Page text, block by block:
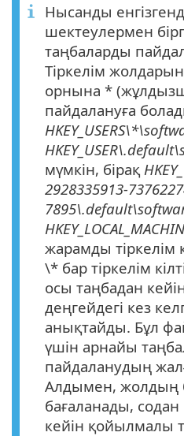
Нысанды
шектеулермен
таңбаларды
Тіркелім
орнына *
пайдалануға
мүмкін, бірақ
2928335913-
жарамды тіркелім
\* бар тіркелім
осы таңбадан
деңгейдегі кез
анықтайды. Бұл
үшін арнайы
пайдаланудың
Алдымен, жолдың
бағаланады,
кейін қойылмалы